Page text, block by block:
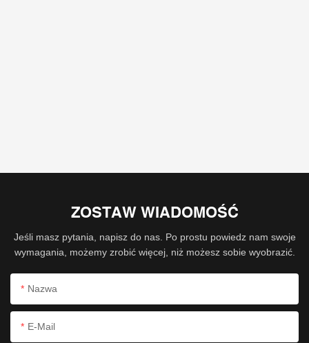
ZOSTAW WIADOMOŚĆ
Jeśli masz pytania, napisz do nas. Po prostu powiedz nam swoje
wymagania, możemy zrobić więcej, niż możesz sobie wyobrazić.
Nazwa
E-Mail